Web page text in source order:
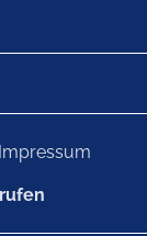
Impressum